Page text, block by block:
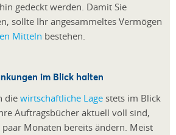
gedeckt werden. Damit Sie
sollte Ihr angesammeltes Vermögen
Mitteln bestehen.
im Blick halten
die wirtschaftliche Lage stets im Blick
Auftragsbücher aktuell voll sind,
Monaten bereits ändern. Meist